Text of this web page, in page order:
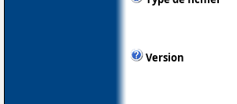
Version